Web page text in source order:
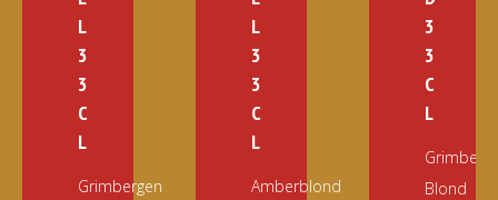
3
3
C
L
Blond
L
3
3
C
L
Grimbergen
L
3
3
C
L
Amberblond